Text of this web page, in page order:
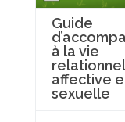
Guide
à la vie
affective
sexuelle